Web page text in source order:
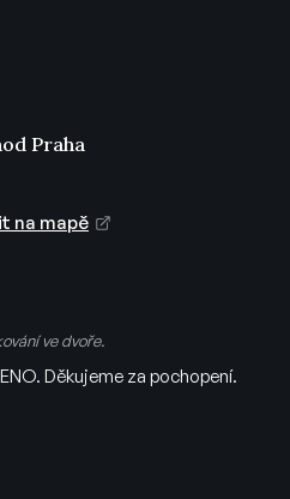
Praha
na mapě
ve dvoře.
Děkujeme za pochopení.